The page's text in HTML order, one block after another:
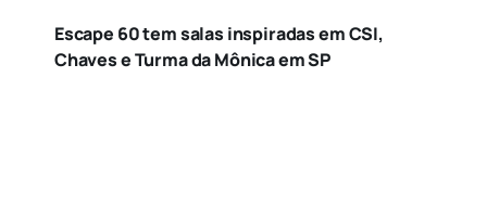
Escape 60 tem salas inspiradas em CSI,
Chaves e Turma da Mônica em SP